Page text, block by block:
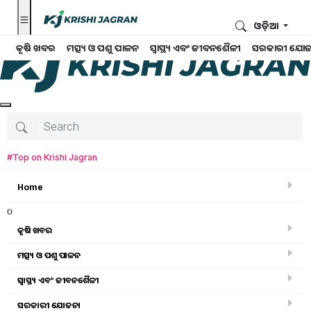
କୃଷି ଖବର ମତ୍ସ୍ୟ ଓ ପଶୁ ପାଳନ ସ୍ୱାସ୍ଥ୍ୟ ଏବଂ ଜୀବନଶୈଳୀ ସରକାରୀ
ଓଡ଼ିଆ
#Top on Krishi Jagran
Home
o
କୃଷି ଖବର
ମତ୍ସ୍ୟ ଓ ପଶୁ ପାଳନ
ସ୍ୱାସ୍ଥ୍ୟ ଏବଂ ଜୀବନଶୈଳୀ
ସରକାରୀ ଯୋଜନା
Search for:
lychee farming